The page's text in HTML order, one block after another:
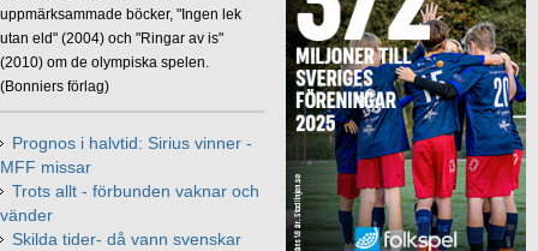
uppmärksammade böcker, "Ingen lek
utan eld" (2004) och "Ringar av is"
(2010) om de olympiska spelen.
(Bonniers förlag)
Prognos i halvtid: Sirius vinner -
MFF missar
Trots allt - förbunden vaknar och
vänder
Skilda tider- då vann svenskar